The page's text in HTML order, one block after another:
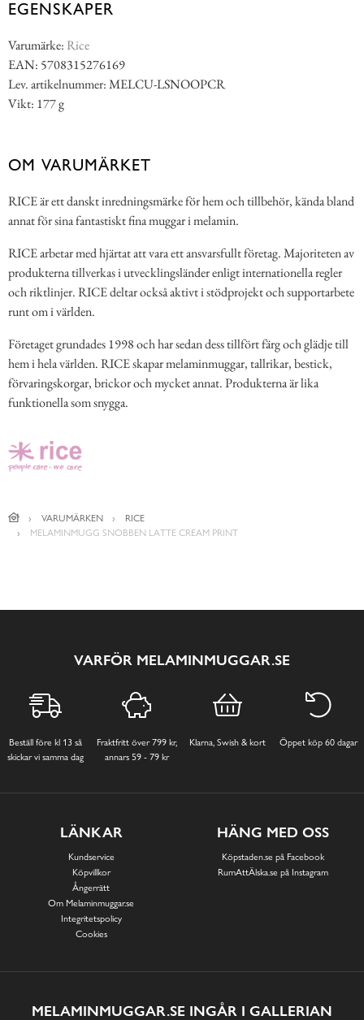
EGENSKAPER
Varumärke: Rice
EAN: 5708315276169
Lev. artikelnummer: MELCU-LSNOOPCR
Vikt: 177 g
OM VARUMÄRKET
RICE är ett danskt inredningsmärke för hem och tillbehör, kända bland
annat för sina fantastiskt fina muggar i melamin.
RICE arbetar med hjärtat att vara ett ansvarsfullt företag. Majoriteten av
produkterna tillverkas i utvecklingsländer enligt internationella regler
och riktlinjer. RICE deltar också aktivt i stödprojekt och supportarbete
runt om i världen.
Företaget grundades 1998 och har sedan dess tillfört färg och glädje till
hem i hela världen. RICE skapar melaminmuggar, tallrikar, bestick,
förvaringskorgar, brickor och mycket annat. Produkterna är lika
funktionella som snygga.
VARUMÄRKEN
RICE
MELAMINMUGG SNOBBEN LATTE CREAM PRINT
VARFÖR MELAMINMUGGAR.SE
Beställ före kl 13 så
skickar vi samma dag
Fraktfritt över 799 kr,
annars 59 - 79 kr
Klarna, Swish & kort Öppet köp 60 dagar
LÄNKAR
Kundservice
Köpvillkor
Ångerrätt
Om Melaminmuggar.se
Integritetspolicy
Cookies
HÄNG MED OSS
Köpstaden.se på Facebook
RumAttÄlska.se på Instagram
MELAMINMUGGAR.SE INGÅR I GALLERIAN